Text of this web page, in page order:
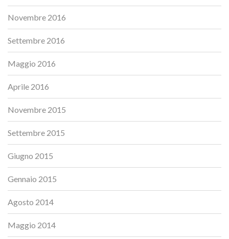
Novembre 2016
Settembre 2016
Maggio 2016
Aprile 2016
Novembre 2015
Settembre 2015
Giugno 2015
Gennaio 2015
Agosto 2014
Maggio 2014